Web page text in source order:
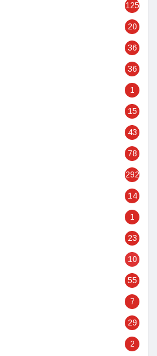
125
20
36
36
1
15
43
78
292
14
1
23
10
55
7
29
2